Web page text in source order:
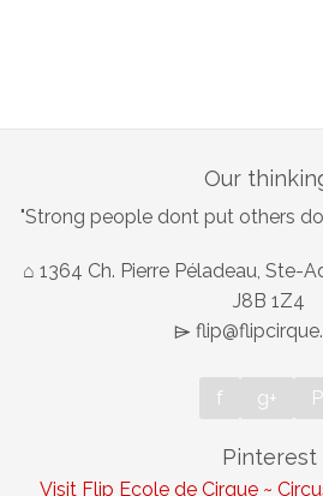
Our
"Strong people dont put others
⌂ 1364 Ch. Pierre Péladeau, Ste-
J8B 1Z4
⌲
f g+ P
Pinterest
Visit Flip Ecole de Cirque ~